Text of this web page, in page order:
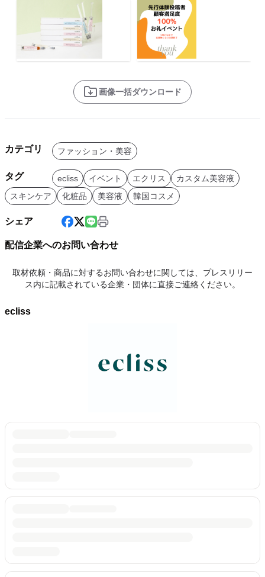
画像一括ダウンロード
カテゴリ ファッション・美容
タグ ecliss イベント エクリス
カスタム美容液
スキンケア
化粧品 美容液 韓国コスメ
シェア
配信企業へのお問い合わせ
取材依頼・商品に対するお問い合わせに関しては、プレスリリー
ス内に記載されている企業・団体に直接ご連絡ください。
ecliss